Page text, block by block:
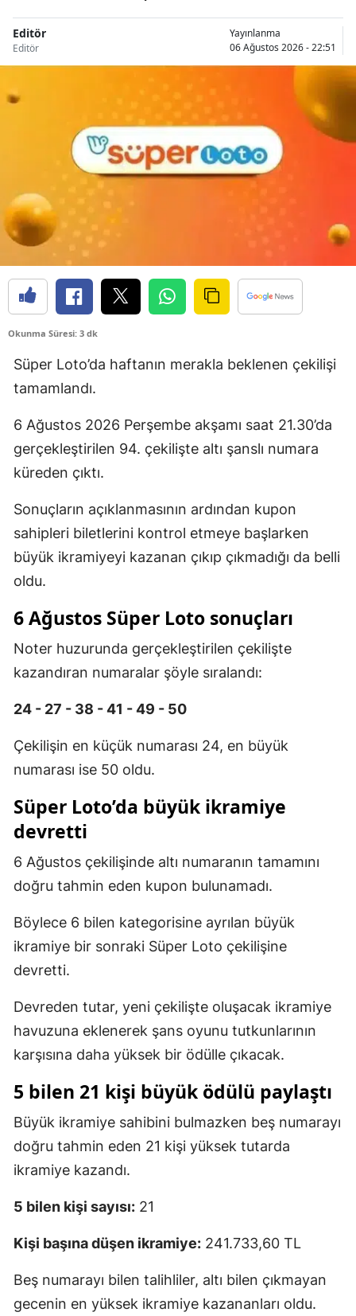
Editör
Editör
Yayınlanma
06 Ağustos 2026 - 22:51
Okunma Süresi: 3 dk
Süper Loto’da haftanın merakla beklenen çekilişi
tamamlandı.
6 Ağustos 2026 Perşembe akşamı saat 21.30’da
gerçekleştirilen 94. çekilişte altı şanslı numara
küreden çıktı.
Sonuçların açıklanmasının ardından kupon
sahipleri biletlerini kontrol etmeye başlarken
büyük ikramiyeyi kazanan çıkıp çıkmadığı da belli
oldu.
6 Ağustos Süper Loto sonuçları
Noter huzurunda gerçekleştirilen çekilişte
kazandıran numaralar şöyle sıralandı:
24 - 27 - 38 - 41 - 49 - 50
Çekilişin en küçük numarası 24, en büyük
numarası ise 50 oldu.
Süper Loto’da büyük ikramiye
devretti
6 Ağustos çekilişinde altı numaranın tamamını
doğru tahmin eden kupon bulunamadı.
Böylece 6 bilen kategorisine ayrılan büyük
ikramiye bir sonraki Süper Loto çekilişine
devretti.
Devreden tutar, yeni çekilişte oluşacak ikramiye
havuzuna eklenerek şans oyunu tutkunlarının
karşısına daha yüksek bir ödülle çıkacak.
5 bilen 21 kişi büyük ödülü paylaştı
Büyük ikramiye sahibini bulmazken beş numarayı
doğru tahmin eden 21 kişi yüksek tutarda
ikramiye kazandı.
5 bilen kişi sayısı: 21
Kişi başına düşen ikramiye: 241.733,60 TL
Beş numarayı bilen talihliler, altı bilen çıkmayan
gecenin en yüksek ikramiye kazananları oldu.